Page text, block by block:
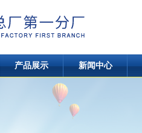
产品展示 新闻中心